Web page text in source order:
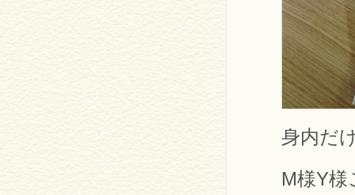
身内だ
M様Y